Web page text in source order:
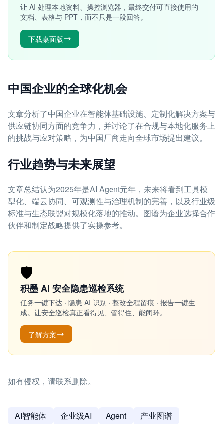
让 AI 处理本地资料、操控浏览器，最终交付可直接使用的
文档、表格与 PPT，而不只是一段回答。
下载桌面版
中国企业的全球化机会
文章分析了中国企业在智能体基础设施、定制化解决方案与
供应链协同方面的竞争力，并讨论了在合规与本地化服务上
的挑战与应对策略，为中国厂商走向全球市场提出建议。
行业趋势与未来展望
文章总结认为2025年是AI Agent元年，未来将看到工具模
型化、端云协同、可观测性与治理机制的完善，以及行业级
标准与生态联盟对规模化落地的推动。图谱为企业选择合作
伙伴和制定战略提供了实操参考。
🛡️
积墨 AI 安全隐患巡检系统
任务一键下达 · 隐患 AI 识别 · 整改全程留痕 · 报告一键生
成。让安全巡检真正看得见、管得住、能闭环。
了解方案
如有侵权，请联系删除。
AI智能体 企业级AI Agent
产业图谱